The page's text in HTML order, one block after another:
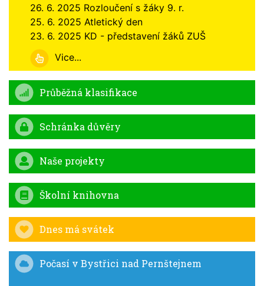
26. 6. 2025 Rozloučení s žáky 9. r.
25. 6. 2025 Atletický den
23. 6. 2025 KD - představení žáků ZUŠ
Vice...
Průběžná klasifikace
Schránka důvěry
Naše projekty
Školní knihovna
Dnes má svátek
Počasí v Bystřici nad Pernštejnem